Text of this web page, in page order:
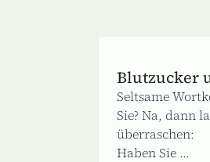
Blutzucker
Seltsame
Sie? Na, dann
überraschen:
Haben Sie ...